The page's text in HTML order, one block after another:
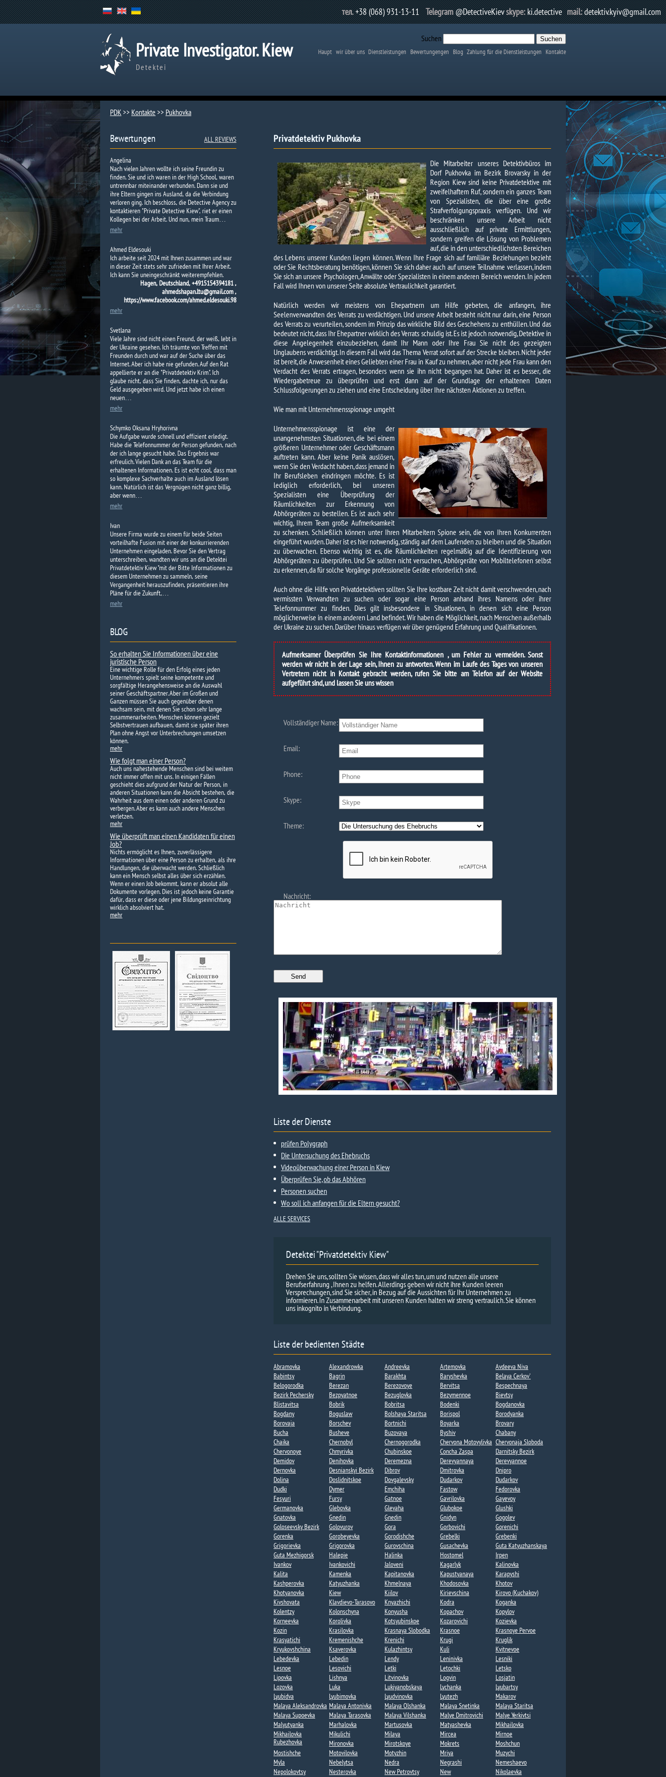
тел.+38 (068) 931-13-11 Telegram@DetectiveKievskype:ki.detective mail:detektiv.kyiv@gmail.com
Private Investigator. Kiew
Detektei
Suchen
Haupt wir über uns Dienstleistungen Bewertungengen Blog Zahlung für die Dienstleistungen Kontakte
PDK>> Kontakte >> Pukhovka​
Privatdetektiv Pukhovka​
Die Mitarbeiter unseres Detektivbüros im
Dorf Pukhovka im Bezirk Brovarsky in der
Region Kiew sind keine Privatdetektive mit
zweifelhaftem Ruf, sondern ein ganzes Team
von Spezialisten, die über eine große
Strafverfolgungspraxis verfügen. Und wir
beschränken unsere Arbeit nicht
ausschließlich auf private Ermittlungen,
sondern greifen die Lösung von Problemen
auf, die in den unterschiedlichsten Bereichen
des Lebens unserer Kunden liegen können. Wenn Ihre Frage sich auf familiäre Beziehungen bezieht
oder Sie Rechtsberatung benötigen, können Sie sich daher auch auf unsere Teilnahme verlassen, indem
Sie sich an unsere Psychologen, Anwälte oder Spezialisten in einem anderen Bereich wenden. In jedem
Fall wird Ihnen von unserer Seite absolute Vertraulichkeit garantiert.
Natürlich werden wir meistens von Ehepartnern um Hilfe gebeten, die anfangen, ihre
Seelenverwandten des Verrats zu verdächtigen. Und unsere Arbeit besteht nicht nur darin, eine Person
des Verrats zu verurteilen, sondern im Prinzip das wirkliche Bild des Geschehens zu enthüllen. Und das
bedeutet nicht, dass Ihr Ehepartner wirklich des Verrats schuldig ist. Es ist jedoch notwendig, Detektive in
diese Angelegenheit einzubeziehen, damit Ihr Mann oder Ihre Frau Sie nicht des gezeigten
Unglaubens verdächtigt. In diesem Fall wird das Thema Verrat sofort auf der Strecke bleiben. Nicht jeder
ist bereit, die Anwesenheit eines Geliebten einer Frau in Kauf zu nehmen, aber nicht jede Frau kann den
Verdacht des Verrats ertragen, besonders wenn sie ihn nicht begangen hat. Daher ist es besser, die
Wiedergabetreue zu überprüfen und erst dann auf der Grundlage der erhaltenen Daten
Schlussfolgerungen zu ziehen und eine Entscheidung über Ihre nächsten Aktionen zu treffen.
Wie man mit Unternehmensspionage umgeht
Unternehmensspionage ist eine der
unangenehmsten Situationen, die bei einem
größeren Unternehmer oder Geschäftsmann
auftreten kann. Aber keine Panik auslösen,
wenn Sie den Verdacht haben, dass jemand in
Ihr Berufsleben eindringen möchte. Es ist
lediglich erforderlich, bei unseren
Spezialisten eine Überprüfung der
Räumlichkeiten zur Erkennung von
Abhörgeräten zu bestellen. Es ist auch sehr
wichtig, Ihrem Team große Aufmerksamkeit
zu schenken. Schließlich können unter Ihren Mitarbeitern Spione sein, die von Ihren Konkurrenten
eingeführt wurden. Daher ist es hier notwendig, ständig auf dem Laufenden zu bleiben und die Situation
zu überwachen. Ebenso wichtig ist es, die Räumlichkeiten regelmäßig auf die Identifizierung von
Abhörgeräten zu überprüfen. Und Sie sollten nicht versuchen, Abhörgeräte von Mobiltelefonen selbst
zu erkennen, da für solche Vorgänge professionelle Geräte erforderlich sind.
Auch ohne die Hilfe von Privatdetektiven sollten Sie Ihre kostbare Zeit nicht damit verschwenden, nach
vermissten Verwandten zu suchen oder sogar eine Person anhand ihres Namens oder ihrer
Telefonnummer zu finden. Dies gilt insbesondere in Situationen, in denen sich eine Person
möglicherweise in einem anderen Land befindet. Wir haben die Möglichkeit, nach Menschen außerhalb
der Ukraine zu suchen. Darüber hinaus verfügen wir über genügend Erfahrung und Qualifikationen.
Aufmerksamer Überprüfen Sie Ihre Kontaktinformationen , um Fehler zu vermeiden. Sonst
werden wir nicht in der Lage sein, Ihnen zu antworten. Wenn im Laufe des Tages von unseren
Vertretern nicht in Kontakt gebracht werden, rufen Sie bitte am Telefon auf der Website
aufgeführt sind, und lassen Sie uns wissen
Vollständiger Name:
Email:
Phone:
Skype:
Theme:
Nachricht:
Liste der Dienste
prüfen Polygraph
Die Untersuchung des Ehebruchs
Videoüberwachung einer Person in Kiew
Überprüfen Sie, ob das Abhören
Personen suchen
Wo soll ich anfangen für die Eltern gesucht?
ALLE SERVICES
Detektei "Privatdetektiv Kiew"
Drehen Sie uns, sollten Sie wissen, dass wir alles tun, um und nutzen alle unsere
Berufserfahrung , Ihnen zu helfen. Allerdings geben wir nicht ihre Kunden leeren
Versprechungen, sind Sie sicher, in Bezug auf die Aussichten für Ihr Unternehmen zu
informieren. In Zusammenarbeit mit unseren Kunden halten wir streng vertraulich. Sie können
uns inkognito in Verbindung.
Liste der bedienten Städte
Abramovka Alexandrowka Andreevka Artemovka
Avdeeva Niva
Babintsy
Bagrin Barakhta Baryshevka
Belaya Cerkov'
Belogorodka
Berezan Berezovoye​ Bervitsa
Bespechnaya
Bezirk Pechersky
Bezpyatnoe Bezuglovka​ Bezymennoe​
Bievtsy
Blistavitsa
Bobrik Bobritsa​ Bodenki​
Bogdanovka​​
Bogdany​
Boguslaw Bolshaya Staritsa​ Borispol
Borodyanka
Borovaja
Borschev Bortnichi​ Boyarka
Brovary
Bucha
Busheve Buzovaya​ Byshiv
Chabany
Chaika​
Chernobyl Chernogorodka Chervona Motovylivka Chervonaja Sloboda
Chervonoye
Chmyrivka Chubinskoe​ Concha Zaspa​
Darnitsky Bezirk
Demidov
Denihovka Deremezna Derevyannaya​
Derevyannoe
Dernovka
Desnianskyi Bezirk Dibrov Dmitrovka
Dnipro
Dolina​
Doslidnitskoe Dovgalevsky Dudarkov
Dudarkov​​
Dudki​
Dymer Emchiha Fastow
Fedorovka​
Fesyuri
Fursy Gatnoe​ Gavrilovka​
Gayevoy​
Germanovka​
Glebovka Glevaha Glubokoe
Glushki
Gnatovka​
Gnedin Gnedin​ Gnidyn
Gogolev​
Goloseevsky Bezirk
Golovurov Gora​ Gorbovichi
Gorenichi​
Gorenka​
Gorobeyevka​ Gorodishche​ Grebelki​
Grebenki
Grigorievka​
Grigorovka​ Gurovschina​ Gusachevka​
Guta Katyuzhanskaya​
Guta Mezhigorsk​
Halepie​ Halinka Hostomel
Irpen
Ivankov
Ivankovichi Jaloveni Kagarlyk
Kalinovka
Kalita​
Kamenka Kapitanovka​ Kapustyanaya​
Karapyshi
Kashperovka
Katyuzhanka​ Khmelnaya​ Khodosovka​
Khotov​
Khotyanovka
Kiew Kiilov​ Kirievschina
Kirovo (Kuchakov)
Kivshovata
Klavdievo-Tarasovo Knyazhichi Kodra
Koganka
Kolentzy
Kolonschyna Konyusha Kopachov​
Kopylov
Korneevka
Korolivka Kotsyubinskoe Kozarovichi​
Kozievka
Kozin​
Krasilovka Krasnaya Slobodka​ Krasnoe
Krasnoye Pervoe​
Krasyatichi
Kremenishche​ Krenichi Krugi
Kruglik​
Kryukovshchina​
Ksaverovka Kulazhintsy​ Kuli
Kvitnevoe​
Lebedevka
Lebedin​ Lendy​ Leninivka​
Lesniki​
Lesnoe​
Lesovichi​ Letki​ Letochki​
Letsko
Lipovka
Lishnya Litvinovka Logvin
Losjatin
Lozovka​
Luka Lukiyanobskaya Lychanka​
Lyubartsy​
Lyubidva​
Lyubimovka​ Lyudvinovka Lyutezh
Makarov
Malaya Aleksandrovka​ Malaya Antonivka Malaya Olshanka Malaya Snetinka
Malaya Staritsa
Malaya Supoevka
Malaya Tarasovka Malaya Vilshanka​ Malye Dmitrovichi​
Malye Yerkivtsi​
Malyutyanka​
Marhalovka Martusovka Matyashevka​
Mikhailovka
Mikhailovka
Rubezhovka
Mikulichi Milaya Mircea​
Mirnoe
Mironovka
Mirotskoye​ Mokrets​
Moshchun​
Mostishche
Motovilovka Motyzhin Mriya
Muzychi
Myla
Nebelytsa Nedra Negrashi​
Nemeshaevo​
Nepolokovtsy
Nesterovka​ New Petrovtsy​ New​
Nikolaevka​
Bewertungen ALL REVIEWS
Angelina
Nach vielen Jahren wollte ich seine Freundin zu
finden. Sie und ich waren in der High School, waren
untrennbar miteinander verbunden. Dann sie und
ihre Eltern gingen ins Ausland, da die Verbindung
verloren ging. Ich beschloss, die Detective Agency zu
kontaktieren "Private Detective Kiew", riet er einen
Kollegen bei der Arbeit. Und nun, mein Traum…
mehr
Ahmed Eldesouki
Ich arbeite seit 2024 mit Ihnen zusammen und war
in dieser Zeit stets sehr zufrieden mit Ihrer Arbeit.
Ich kann Sie uneingeschränkt weiterempfehlen.
Hagen, Deutschland, +4915154394181 ,
ahmedshapan.ltu@gmail.com ,
https://www.facebook.com/ahmed.eldesouki.98
mehr
Svetlana
Viele Jahre sind nicht einen Freund, der weiß, lebt in
der Ukraine gesehen. Ich träumte von Treffen mit
Freunden durch und war auf der Suche über das
Internet. Aber ich habe nie gefunden. Auf den Rat
appellierte er an die "Privatdetektiv Krim". Ich
glaube nicht, dass Sie finden, dachte ich, nur das
Geld ausgegeben wird. Und jetzt habe ich einen
neuen…
mehr
Schymko Oksana Hryhorivna
Die Aufgabe wurde schnell und effizient erledigt.
Habe die Telefonnummer der Person gefunden, nach
der ich lange gesucht habe. Das Ergebnis war
erfreulich. Vielen Dank an das Team für die
erhaltenen Informationen. Es ist echt cool, dass man
so komplexe Sachverhalte auch im Ausland lösen
kann. Natürlich ist das Vergnügen nicht ganz billig,
aber wenn…
mehr
Ivan
Unsere Firma wurde zu einem für beide Seiten
vorteilhafte Fusion mit einer der konkurrierenden
Unternehmen eingeladen. Bevor Sie den Vertrag
unterschreiben, wandten wir uns an die Detektei
Privatdetektiv Kiew "mit der Bitte Informationen zu
diesem Unternehmen zu sammeln, seine
Vergangenheit herauszufinden, präsentieren ihre
Pläne für die Zukunft,…
mehr
BLOG
So erhalten Sie Informationen über eine
juristische Person
Eine wichtige Rolle für den Erfolg eines jeden
Unternehmers spielt seine kompetente und
sorgfältige Herangehensweise an die Auswahl
seiner Geschäftspartner. Aber im Großen und
Ganzen müssen Sie auch gegenüber denen
wachsam sein, mit denen Sie schon sehr lange
zusammenarbeiten. Menschen können gezielt
Selbstvertrauen aufbauen, damit sie später ihren
Plan ohne Angst vor Unterbrechungen umsetzen
können.
mehr
Wie folgt man einer Person?
Auch uns nahestehende Menschen sind bei weitem
nicht immer offen mit uns. In einigen Fällen
geschieht dies aufgrund der Natur der Person, in
anderen Situationen kann die Absicht bestehen, die
Wahrheit aus dem einen oder anderen Grund zu
verbergen. Aber es kann auch andere Menschen
verletzen.
mehr
Wie überprüft man einen Kandidaten für einen
Job?
Nichts ermöglicht es Ihnen, zuverlässigere
Informationen über eine Person zu erhalten, als ihre
Handlungen, die überwacht werden. Schließlich
kann ein Mensch selbst alles über sich erzählen.
Wenn er einen Job bekommt, kann er absolut alle
Dokumente vorlegen. Dies ist jedoch keine Garantie
dafür, dass er diese oder jene Bildungseinrichtung
wirklich absolviert hat.
mehr